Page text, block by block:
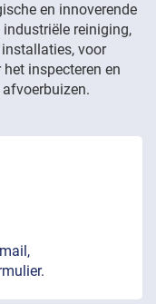
en innoverende
reiniging,
voor
inspecteren en